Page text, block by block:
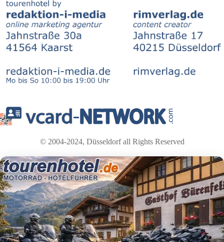
© 2004-2024, Düsseldorf all Rights Reserved